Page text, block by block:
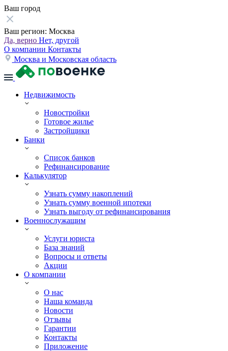
Ваш город
Ваш регион: Москва
Да, верно Нет, другой
О компании Контакты
Москва и Московская область
Недвижимость
Новостройки
Готовое жилье
Застройщики
Банки
Список банков
Рефинансирование
Калькулятор
Узнать сумму накоплений
Узнать сумму военной ипотеки
Узнать выгоду от рефинансирования
Военнослужащим
Услуги юриста
База знаний
Вопросы и ответы
Акции
О компании
О нас
Наша команда
Новости
Отзывы
Гарантии
Контакты
Приложение